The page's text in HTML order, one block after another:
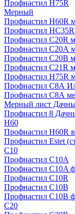
Профнастил H75R
Мерный
Профнастил H60R
Профнастил
Профнастил С20R
Профнастил С20А
Профнастил С20В
Профнастил С21R
Профнастил Н75R
Профнастил С8А
Профнастил С8А
Мерный лист
Профнастил 8
Н60
Профнастил H60R
Профнастил Estet
C10
Профнастил С10A
Профнастил С10A
Профнастил С10R
Профнастил С10В
Профнастил С10В
C20